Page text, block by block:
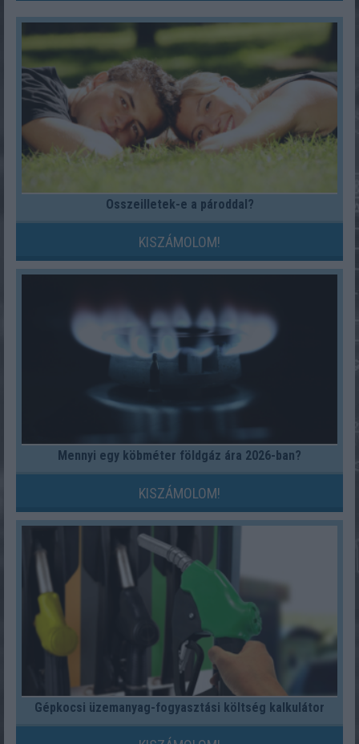
Összeilletek-e a pároddal?
KISZÁMOLOM!
Mennyi egy köbméter földgáz ára 2026-ban?
KISZÁMOLOM!
Gépkocsi üzemanyag-fogyasztási költség kalkulátor